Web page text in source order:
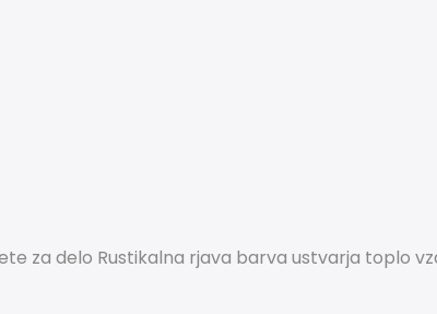
za delo Rustikalna rjava barva ustvarja toplo